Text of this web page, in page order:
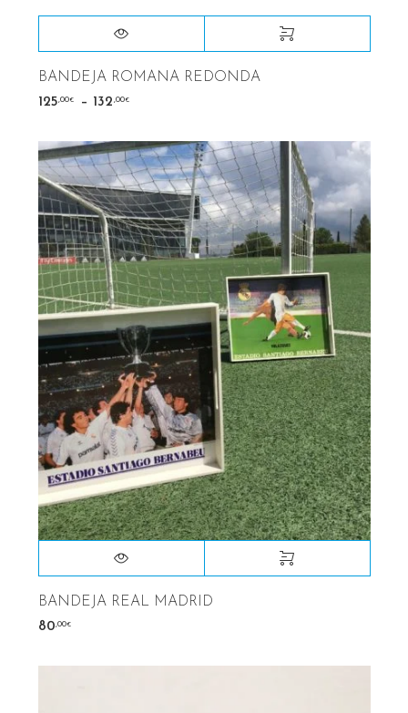
BANDEJA ROMANA REDONDA
125 ,00€ – 132 ,00€
BANDEJA REAL MADRID
80 ,00€